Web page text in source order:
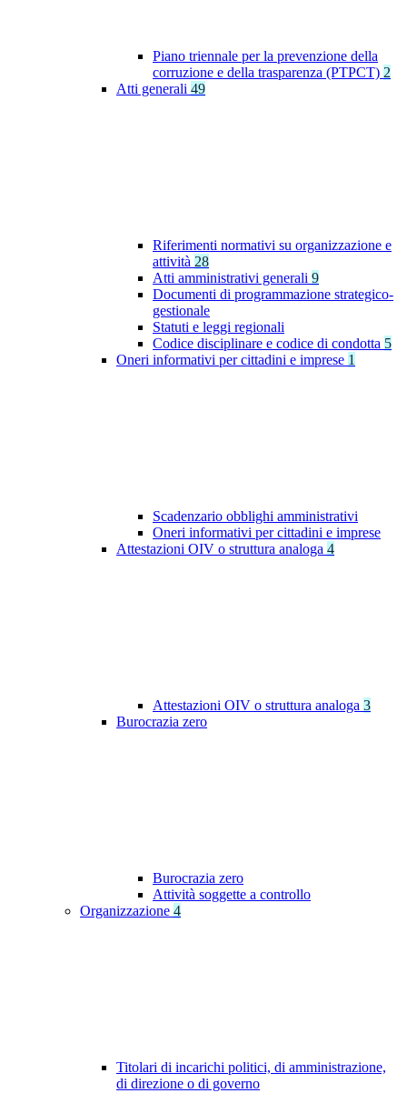
Piano triennale per la prevenzione della
corruzione e della trasparenza (PTPCT) 2
Atti generali 49
Riferimenti normativi su organizzazione e
attività 28
Atti amministrativi generali 9
Documenti di programmazione strategico-
gestionale
Statuti e leggi regionali
Codice disciplinare e codice di condotta 5
Oneri informativi per cittadini e imprese 1
Scadenzario obblighi amministrativi
Oneri informativi per cittadini e imprese
Attestazioni OIV o struttura analoga 4
Attestazioni OIV o struttura analoga 3
Burocrazia zero
Burocrazia zero
Attività soggette a controllo
Organizzazione 4
Titolari di incarichi politici, di amministrazione,
di direzione o di governo